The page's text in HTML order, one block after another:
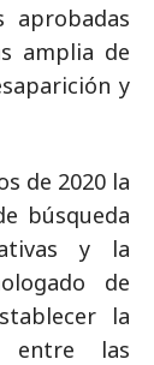
aprobadas
amplia de
y
de 2020 la
búsqueda
y la
de
la
entre las